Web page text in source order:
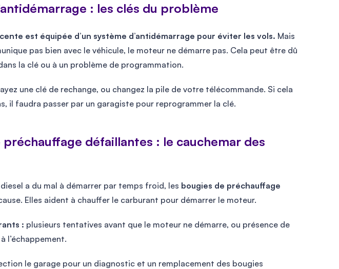
: les clés du problème
est équipée d’un système d’antidémarrage pour éviter les vols. Mais
pas bien avec le véhicule, le moteur ne démarre pas. Cela peut être dû
la clé ou à un problème de programmation.
une clé de rechange, ou changez la pile de votre télécommande. Si cela
il faudra passer par un garagiste pour reprogrammer la clé.
préchauffage défaillantes : le cauchemar des
a du mal à démarrer par temps froid, les bougies de préchauffage
Elles aident à chauffer le carburant pour démarrer le moteur.
: plusieurs tentatives avant que le moteur ne démarre, ou présence de
l’échappement.
le garage pour un diagnostic et un remplacement des bougies